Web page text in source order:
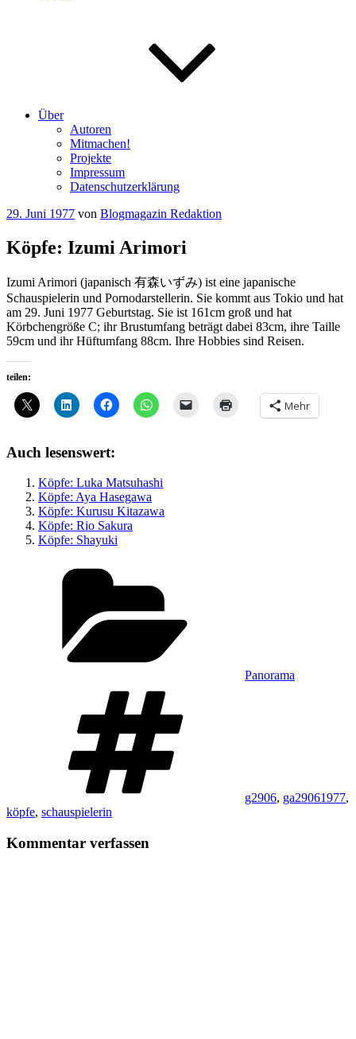
Über
Autoren
Mitmachen!
Projekte
Impressum
Datenschutzerklärung
Veröffentlicht
29. Juni 1977 von Blogmagazin Redaktion
Köpfe: Izumi Arimori
Izumi Arimori (japanisch 有森いずみ) ist eine japanische
Schauspielerin und Pornodarstellerin. Sie kommt aus Tokio und hat
am 29. Juni 1977 Geburtstag. Sie ist 161cm groß und hat
Körbchengröße C; ihr Brustumfang beträgt dabei 83cm, ihre Taille
59cm und ihr Hüftumfang 88cm. Ihre Hobbies sind Reisen.
teilen:
Mehr
Auch lesenswert:
Köpfe: Luka Matsuhashi
Köpfe: Aya Hasegawa
Köpfe: Kurusu Kitazawa
Köpfe: Rio Sakura
Köpfe: Shayuki
Panorama
g2906, ga29061977,
köpfe, schauspielerin
Kommentar verfassen